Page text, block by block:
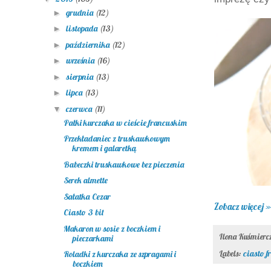
Zobacz więcej »
Ilona
Labels: ciasto
► grudnia (12)
► listopada (13)
►października (12)
► września (16)
► sierpnia (13)
► lipca (13)
▼czerwca (11)
Pałki kurczaka w cieście francuskim
Przekładaniec z truskawkowym
kremem i galaretką
Babeczki truskawkowe bez pieczenia
Serek almette
Sałatka Cezar
Ciasto 3 bit
Makaron w sosie z boczkiem i
pieczarkami
Roladki z kurczaka ze szpragami i
boczkiem